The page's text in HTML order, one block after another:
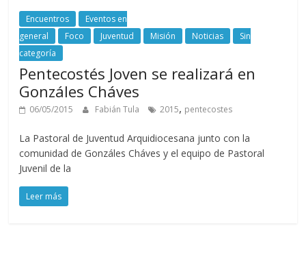
Encuentros
Eventos en
general
Foco Juventud Misión Noticias
Sin
categoría
Pentecostés Joven se realizará en
Gonzáles Cháves
06/05/2015 Fabián Tula 2015, pentecostes
La Pastoral de Juventud Arquidiocesana junto con la
comunidad de Gonzáles Cháves y el equipo de Pastoral
Juvenil de la
Leer más